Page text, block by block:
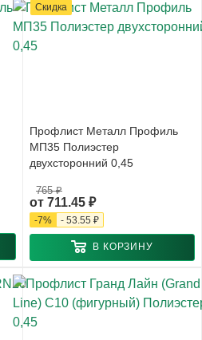
Скидка
Профлист Металл Профиль
МП35 Полиэстер
двухсторонний 0,45
от 711.45 ₽
765 ₽
-7% - 53.55 ₽
В КОРЗИНУ